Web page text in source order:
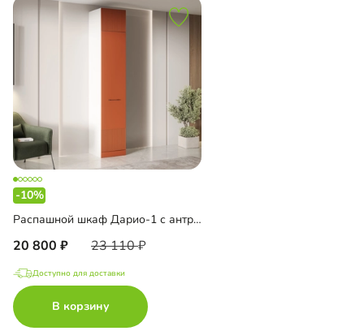
-10%
Распашной шкаф Дарио-1 с антресолью
20 800 23 110
Доступно для доставки
В корзину